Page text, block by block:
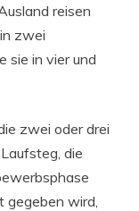
reisen
zwei
sie in vier und
zwei oder drei
die
wird,